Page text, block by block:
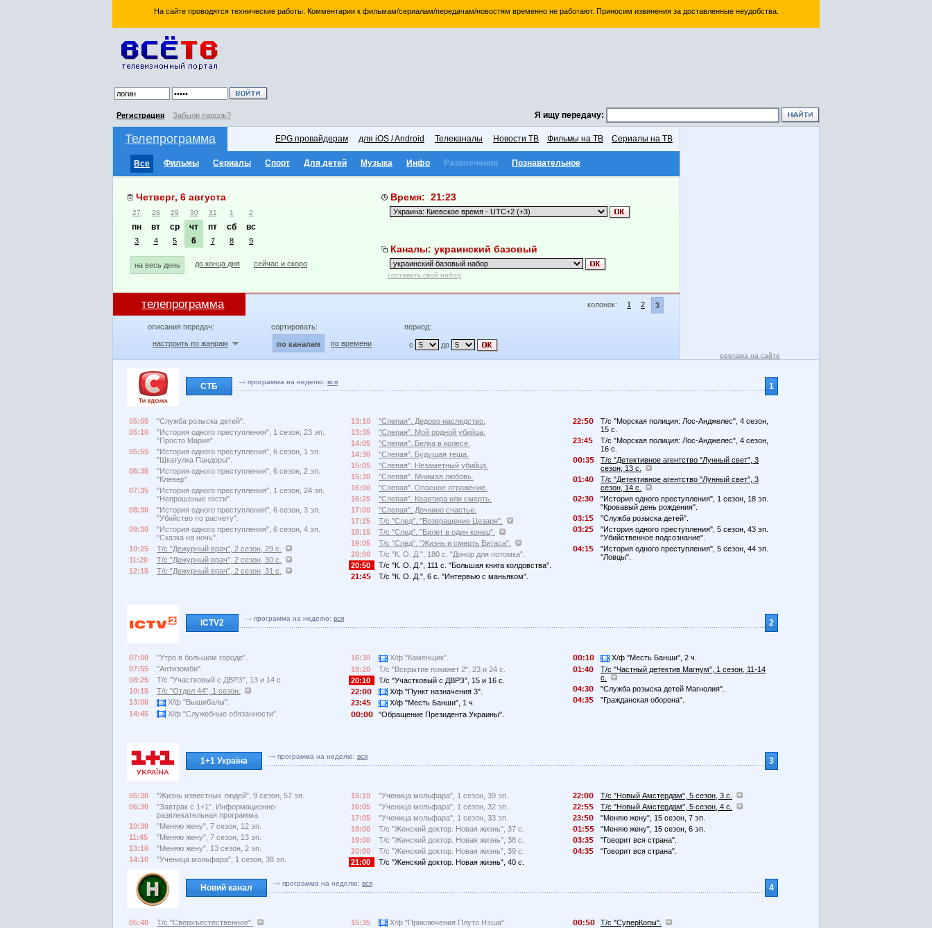
На сайте проводятся технические работы. Комментарии к фильмам/сериалам/передачам/новостям временно не работают. Приносим извинения за доставленные неудобства.
Регистрация Забыли пароль? Я ищу передачу:
Телепрограмма EPG провайдерам для iOS / Android Телеканалы Новости ТВ Фильмы на ТВ Сериалы на ТВ
Все Фильмы Сериалы Спорт Для детей Музыка Инфо Развлечения Познавательное
Четверг, 6 августа
27 28 29 30 31 1 2
пн вт ср чт пт сб вс
3 4 5 6 7 8 9
на весь день до конца дня сейчас и скоро
Время: 21:23
Каналы: украинский базовый
составить свой набор
телепрограмма колонок: 1 2 3
описания передач:
настроить по жанрам
сортировать:
по каналам по времени
период:
с до
реклама на сайте
СТБ программа на неделю: вся 1
05:05
"Служба розыска детей".
05:10
"История одного преступления", 1 сезон, 23 эп.
"Просто Мария".
05:55
"История одного преступления", 6 сезон, 1 эп.
"Шкатулка Пандоры".
06:35
"История одного преступления", 6 сезон, 2 эп.
"Клевер".
07:35
"История одного преступления", 1 сезон, 24 эп.
"Непрошеные гости".
08:30
"История одного преступления", 6 сезон, 3 эп.
"Убийство по расчету".
09:30
"История одного преступления", 6 сезон, 4 эп.
"Сказка на ночь".
10:25
Т/с "Дежурный врач", 2 сезон, 29 с.
11:20
Т/с "Дежурный врач", 2 сезон, 30 с.
12:15
Т/с "Дежурный врач", 2 сезон, 31 с.
13:10
"Слепая". Дедово наследство.
13:35
"Слепая". Мой родной убийца.
14:05
"Слепая". Белка в колесе.
14:30
"Слепая". Будущая теща.
15:05
"Слепая". Незаметный убийца.
15:30
"Слепая". Мнимая любовь.
16:00
"Слепая". Опасное отражение.
16:25
"Слепая". Квартира или смерть.
17:00
"Слепая". Дочкино счастье.
17:25
Т/с "След". "Возвращение Цезаря".
18:15
Т/с "След". "Билет в один конец".
19:05
Т/с "След". "Жизнь и смерть Витаса".
20:00
Т/с "К. О. Д.", 180 с. "Донор для потомка".
20:50
Т/с "К. О. Д.", 111 с. "Большая книга колдовства".
21:4
Т/с "К. О. Д.", 6 с. "Интервью с маньяком".
22:
Т/с "Морская полиция: Лос-Анджелес", 4 сезон,
15 с.
23:4
Т/с "Морская полиция: Лос-Анджелес", 4 сезон,
16 с.
:3
Т/с "Детективное агентство "Лунный свет", 3
сезон, 13 с.
1:4
Т/с "Детективное агентство "Лунный свет", 3
сезон, 14 с.
2:3
"История одного преступления", 1 сезон, 18 эп.
"Кровавый день рождения".
3:1
"Служба розыска детей".
3:2
"История одного преступления", 5 сезон, 43 эп.
"Убийственное подсознание".
4:1
"История одного преступления", 5 сезон, 44 эп.
"Ловцы".
ICTV2 программа на неделю: вся 2
07:00
"Утро в большом городе".
07:55
"Антизомби".
08:25
Т/с "Участковый с ДВРЗ", 13 и 14 с.
10:15
Т/с "Отдел 44", 1 сезон.
13:00
Х/ф "Вышибалы".
14:45
Х/ф "Служебные обязанности".
16:30
Х/ф "Каменщик".
18:20
Т/с "Вскрытие покажет 2", 23 и 24 с.
20:10
Т/с "Участковый с ДВРЗ", 15 и 16 с.
22:
Х/ф "Пункт назначения 3".
23:4
Х/ф "Месть Банши", 1 ч.
:
"Обращение Президента Украины".
:1
Х/ф "Месть Банши", 2 ч.
1:4
Т/с "Частный детектив Магнум", 1 сезон, 11-14
с.
4:3
"Служба розыска детей Магнолия".
4:3
"Гражданская оборона".
1+1 Україна программа на неделю: вся 3
05:30
"Жизнь известных людей", 9 сезон, 57 эп.
06:30
"Завтрак с 1+1". Информационно-
развлекательная программа.
10:30
"Меняю жену", 7 сезон, 12 эп.
11:45
"Меняю жену", 7 сезон, 13 эп.
13:10
"Меняю жену", 13 сезон, 2 эп.
14:10
"Ученица мольфара", 1 сезон, 38 эп.
15:10
"Ученица мольфара", 1 сезон, 39 эп.
16:05
"Ученица мольфара", 1 сезон, 32 эп.
17:05
"Ученица мольфара", 1 сезон, 33 эп.
18:00
Т/с "Женский доктор. Новая жизнь", 37 с.
19:00
Т/с "Женский доктор. Новая жизнь", 38 с.
20:00
Т/с "Женский доктор. Новая жизнь", 39 с.
21:00
Т/с "Женский доктор. Новая жизнь", 40 с.
22:
Т/с "Новый Амстердам", 5 сезон, 3 с.
22:
Т/с "Новый Амстердам", 5 сезон, 4 с.
23:
"Меняю жену", 15 сезон, 7 эп.
1:
"Меняю жену", 15 сезон, 6 эп.
3:3
"Говорит вся страна".
4:3
"Говорит вся страна".
Новий канал программа на неделю: вся 4
05:40
Т/с "Сверхъестественное".
15:35
Х/ф "Приключения Плуто Нэша".
:
Т/с "СуперКопы".